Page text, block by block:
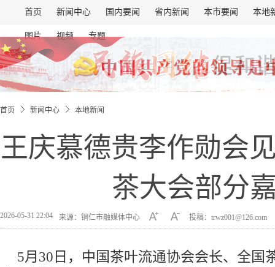
首页 新闻中心 国内要闻 省内新闻 本市要闻 本地
图片 视频 专题
首页 新闻中心 本地新闻
王庆慕德贵李作勋会
茶大会部分
2026-05-31 22:04 来源：铜仁市融媒体中心 投稿：trwz001@126.com
5月30日，中国茶叶流通协会会长、全国